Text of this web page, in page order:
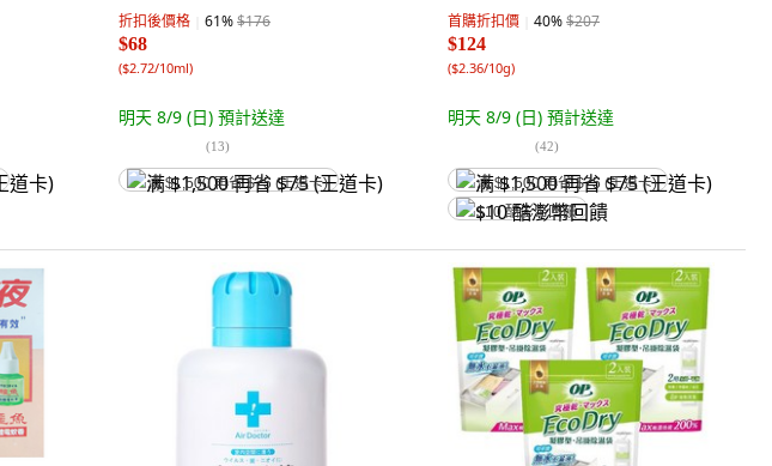
折扣後價格 61%$176
$68
($2.72/10ml)
明天 8/9 (日) 預計送達
(13)
满 $1,500 再省 $75 (王道卡)
首購折扣價 40%$207
$124
($2.36/10g)
明天 8/9 (日) 預計送達
(42)
满 $1,500 再省 $75 (王道卡)
$10 酷澎幣回饋